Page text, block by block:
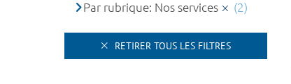
Par rubrique: Nos services (2)
RETIRER TOUS LES FILTRES